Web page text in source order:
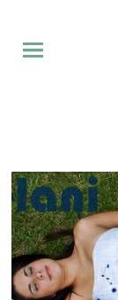
EVENTOS
VIDEO
SOBRE
MI
CONTACTO